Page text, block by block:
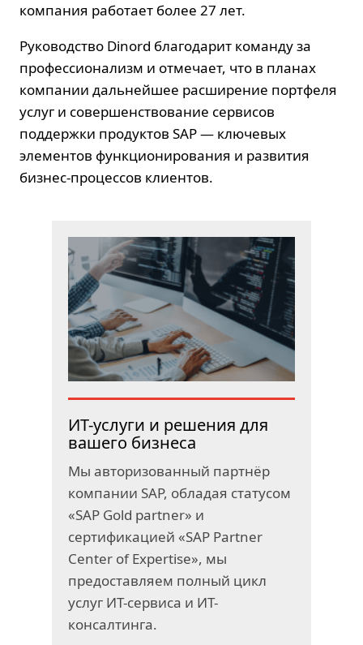
компания работает более 27 лет.
Руководство Dinord благодарит команду за
профессионализм и отмечает, что в планах
компании дальнейшее расширение портфеля
услуг и совершенствование сервисов
поддержки продуктов SAP — ключевых
элементов функционирования и развития
бизнес-процессов клиентов.
ИТ-услуги и решения для
вашего бизнеса
Мы авторизованный партнёр
компании SAP, обладая статусом
«SAP Gold partner» и
сертификацией «SAP Partner
Center of Expertise», мы
предоставляем полный цикл
услуг ИТ-сервиса и ИТ-
консалтинга.